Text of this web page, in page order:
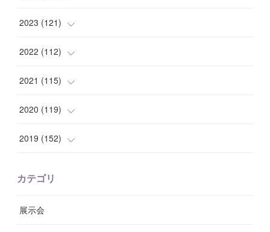
(9)
( 7)
( 8 )
(7)
( 8)
( 7 )
( 10)
9
(14)
( 15)
( 11)
( 10)
( 11)
2023 (121)
( 12)
( 8)
( 8)
( 6)
2022 (112)
( 10)
( 7)
(8)
2021 (115)
( 14)
(13)
2020 (119)
(7)
2019 (152)
カテゴリ
展示会